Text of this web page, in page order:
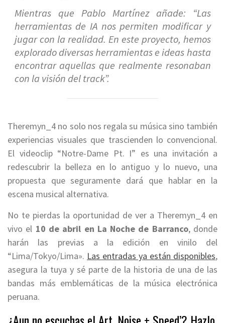
Mientras que Pablo Martínez añade: “Las
herramientas de IA nos permiten modificar y
jugar con la realidad. En este proyecto, hemos
explorado diversas herramientas e ideas hasta
encontrar aquellas que realmente resonaban
con la visión del track”.
Theremyn_4 no solo nos regala su música sino también
experiencias visuales que trascienden lo convencional.
El videoclip “Notre-Dame Pt. I” es una invitación a
redescubrir la belleza en lo antiguo y lo nuevo, una
propuesta que seguramente dará que hablar en la
escena musical alternativa.
No te pierdas la oportunidad de ver a Theremyn_4 en
vivo el 10 de abril en La Noche de Barranco, donde
harán las previas a la edición en vinilo del
“Lima/Tokyo/Lima». Las entradas ya están disponibles,
asegura la tuya y sé parte de la historia de una de las
bandas más emblemáticas de la música electrónica
peruana.